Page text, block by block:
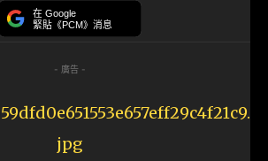
在 Google
緊貼《PCM》消息
- 廣告 -